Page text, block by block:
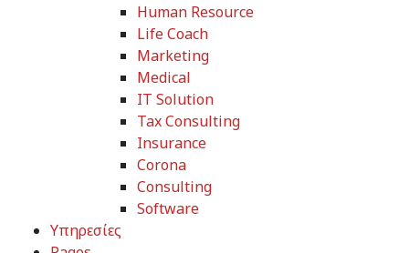
Human Resource
Life Coach
Marketing
Medical
IT Solution
Tax Consulting
Insurance
Corona
Consulting
Software
Υπηρεσίες